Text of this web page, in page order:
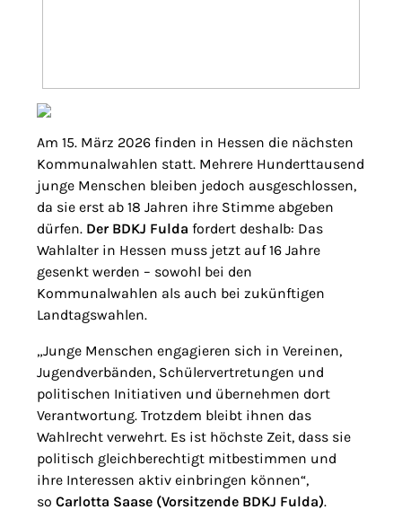
Am 15. März 2026 finden in Hessen die nächsten
Kommunalwahlen statt. Mehrere Hunderttausend
junge Menschen bleiben jedoch ausgeschlossen,
da sie erst ab 18 Jahren ihre Stimme abgeben
dürfen. Der BDKJ Fulda fordert deshalb: Das
Wahlalter in Hessen muss jetzt auf 16 Jahre
gesenkt werden – sowohl bei den
Kommunalwahlen als auch bei zukünftigen
Landtagswahlen.
„Junge Menschen engagieren sich in Vereinen,
Jugendverbänden, Schülervertretungen und
politischen Initiativen und übernehmen dort
Verantwortung. Trotzdem bleibt ihnen das
Wahlrecht verwehrt. Es ist höchste Zeit, dass sie
politisch gleichberechtigt mitbestimmen und
ihre Interessen aktiv einbringen können“,
so Carlotta Saase (Vorsitzende BDKJ Fulda).